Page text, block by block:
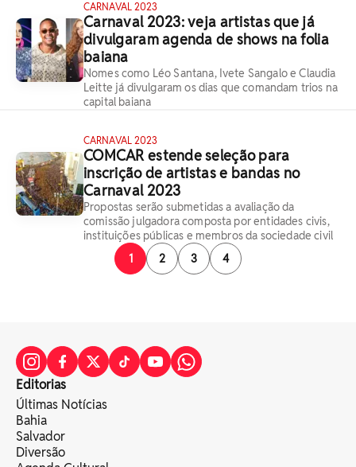
CARNAVAL 2023
Carnaval 2023: veja artistas que já
divulgaram agenda de shows na folia
baiana
Nomes como Léo Santana, Ivete Sangalo e Claudia
Leitte já divulgaram os dias que comandam trios na
capital baiana
CARNAVAL 2023
COMCAR estende seleção para
inscrição de artistas e bandas no
Carnaval 2023
Propostas serão submetidas a avaliação da
comissão julgadora composta por entidades civis,
instituições públicas e membros da sociedade civil
1
2 3 4
Editorias
Últimas Notícias
Bahia
Salvador
Diversão